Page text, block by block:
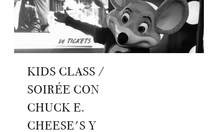
KIDS CLASS /
SOIRÉE CON
CHUCK E.
CHEESE'S Y